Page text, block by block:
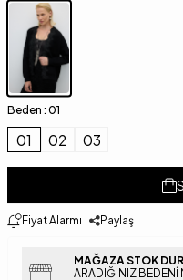
Beden : 01
01 02 03
Fiyat Alarmı Paylaş
MAĞAZA STOK
ARADIĞINIZ